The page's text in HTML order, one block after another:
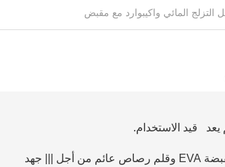
مقبض عائم - تم تضمين ثلاثة مقابض عائمة ، مصممة بقبضة EVA وقلم رصاص عائم من أجل ||| جهد